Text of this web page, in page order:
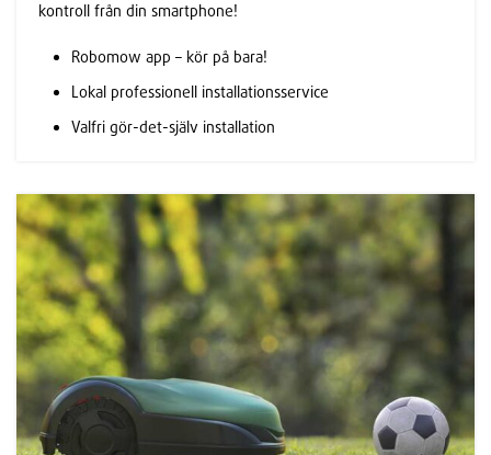
kontroll från din smartphone!
Robomow app – kör på bara!
Lokal professionell installationsservice
Valfri gör-det-själv installation